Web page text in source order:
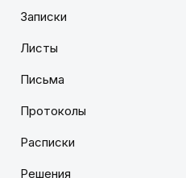
Записки
Листы
Письма
Протоколы
Расписки
Решения